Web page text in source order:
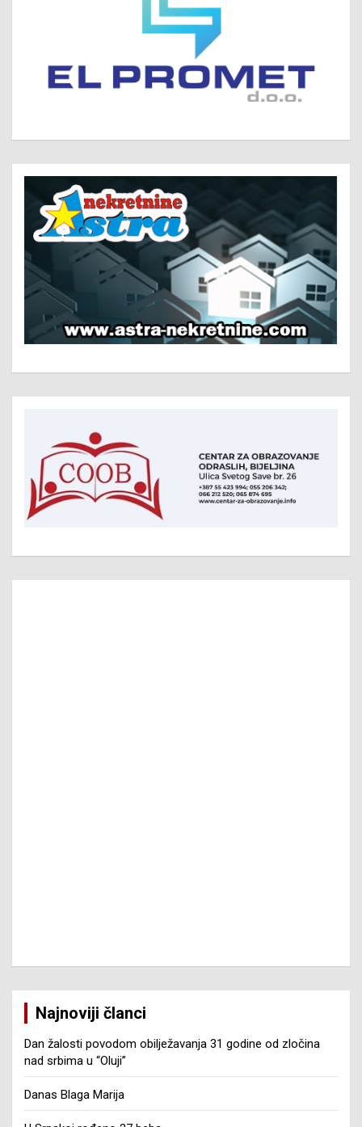
Najnoviji članci
Dan žalosti povodom obilježavanja 31 godine od zločina
nad srbima u “Oluji”
Danas Blaga Marija